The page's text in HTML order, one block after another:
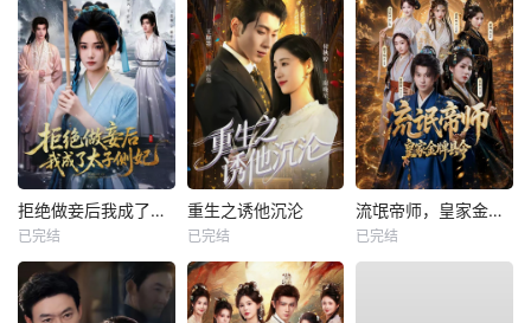
拒绝做妾后我成了太子侧妃
已完结
重生之诱他沉沦
已完结
流氓帝师，皇家金牌县令
已完结